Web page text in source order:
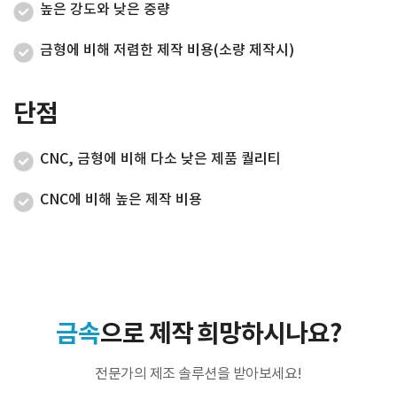
높은 강도와 낮은 중량
금형에 비해 저렴한 제작 비용(소량 제작시)
단점
CNC, 금형에 비해 다소 낮은 제품 퀄리티
CNC에 비해 높은 제작 비용
금속으로 제작 희망하시나요?
전문가의 제조 솔루션을 받아보세요!